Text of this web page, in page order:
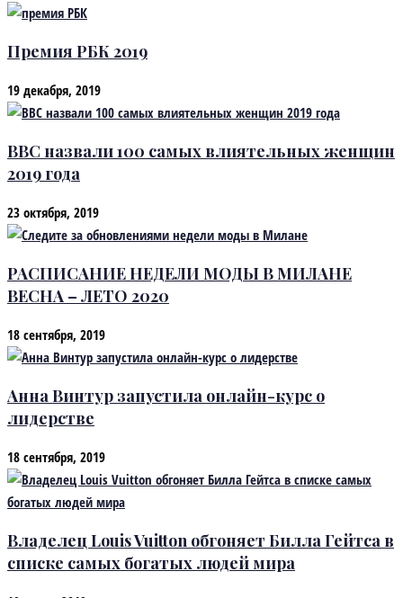
Премия РБК 2019
19 декабря, 2019
BBC назвали 100 самых влиятельных женщин
2019 года
23 октября, 2019
РАСПИСАНИЕ НЕДЕЛИ МОДЫ В МИЛАНЕ
ВЕСНА – ЛЕТО 2020
18 сентября, 2019
Анна Винтур запустила онлайн-курс о
лидерстве
18 сентября, 2019
Владелец Louis Vuitton обгоняет Билла Гейтса в
списке самых богатых людей мира